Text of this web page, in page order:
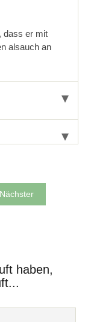
dass er mit
alsauch an
Nächster
haben,